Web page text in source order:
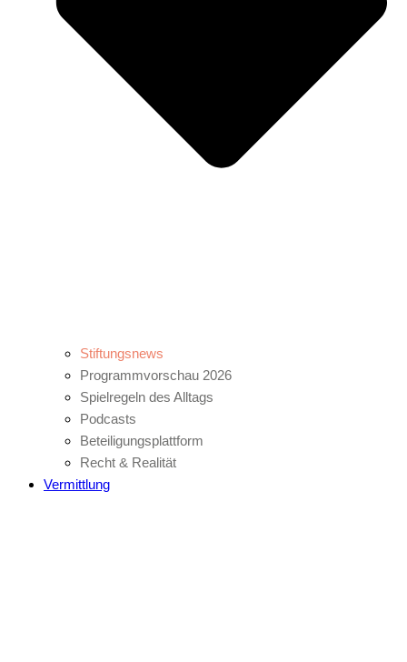
Stiftungsnews
Programmvorschau 2026
Spielregeln des Alltags
Podcasts
Beteiligungsplattform
Recht & Realität
Vermittlung